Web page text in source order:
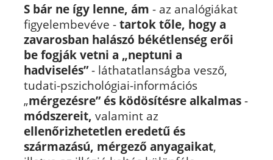
S bár ne így lenne, ám - az analógiákat
figyelembevéve - tartok tőle, hogy a
zavarosban halászó békétlenség erői
be fogják vetni a „neptuni a
hadviselés”- láthatatlanságba vesző,
tudati-pszichológiai-információs
„mérgezésre” és ködösítésre alkalmas-
módszereit, valamint az
ellenőrizhetetlen eredetű és
származású, mérgező anyagaikat,